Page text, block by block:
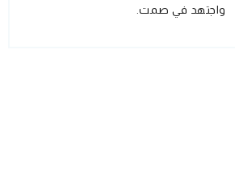
واجتهد في صمت.